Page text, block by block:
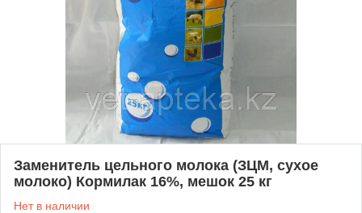
Заменитель цельного молока (ЗЦМ, сухое
молоко) Кормилак 16%, мешок 25 кг
Нет в наличии